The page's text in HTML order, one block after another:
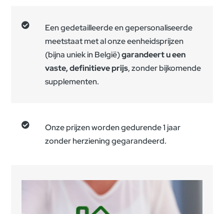

Een gedetailleerde en gepersonaliseerde
meetstaat met al onze eenheidsprijzen
(bijna uniek in België)garandeert u een
vaste,definitieve prijs, zonder bijkomende
supplementen.

Onze prijzen worden gedurende 1 jaar
zonder herziening gegarandeerd.